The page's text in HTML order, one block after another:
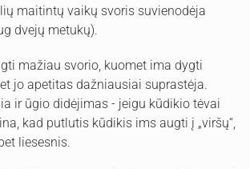
maitintų vaikų svoris suvienodėja
dvejų metukų).
mažiau svorio, kuomet ima dygti
jo apetitas dažniausiai suprastėja.
ir ūgio didėjimas - jeigu kūdikio tėvai
kad putlutis kūdikis ims augti į „viršų“,
liesesnis.